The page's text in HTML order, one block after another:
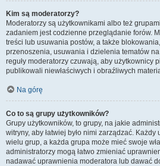
Kim są moderatorzy?
Moderatorzy są użytkownikami albo też
zadaniem jest codzienne przeglądanie forów.
treści lub usuwania postów, a także
przenoszenia, usuwania i dzielenia tematów
reguły moderatorzy czuwają, aby użytkownicy
publikowali niewłaściwych i obraźliwych
Na górę
Co to są grupy użytkowników?
Grupy użytkowników, to grupy, na jakie
witryny, aby łatwiej było nimi zarządzać.
wielu grup, a każda grupa może mieć swoje
administratorzy mogą łatwo zmieniać
nadawać uprawnienia moderatora lub dawać